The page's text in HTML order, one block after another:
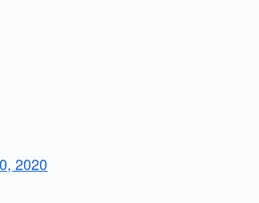
2020